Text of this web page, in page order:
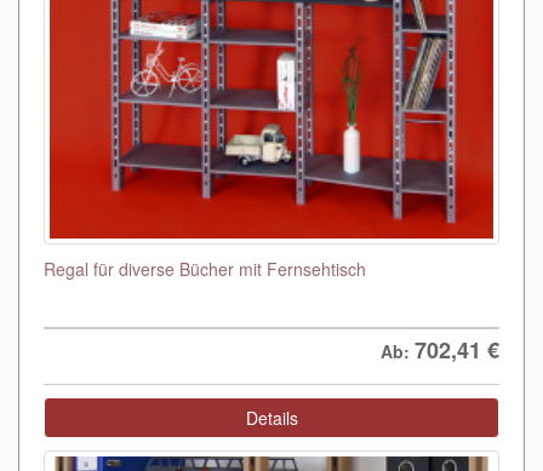
Regal für diverse Bücher mit Fernsehtisch
Ab: 702,41 €
Details